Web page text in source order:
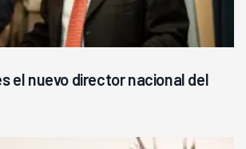
el nuevo director nacional del